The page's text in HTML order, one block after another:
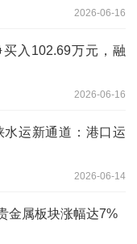
2026-06-16
入102.69万元，融
2026-06-16
运新通道：港口运
2026-06-14
金属板块涨幅达7%